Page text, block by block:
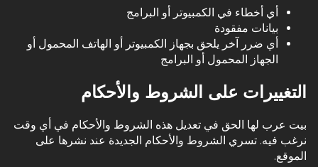
أي أخطاء في الكمبيوتر أو البرامج
بيانات مفقودة
أي ضرر آخر يلحق بجهاز الكمبيوتر أو الهاتف المحمول أو
الجهاز المحمول أو البرامج
التغييرات على الشروط والأحكام
بيت عرب لها الحق في تعديل هذه الشروط والأحكام في أي وقت
نرغب فيه. تسري الشروط والأحكام الجديدة عند نشرها على
الموقع.